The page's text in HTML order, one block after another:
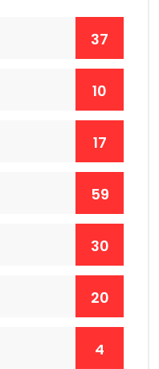
37
10
17
59
30
20
4